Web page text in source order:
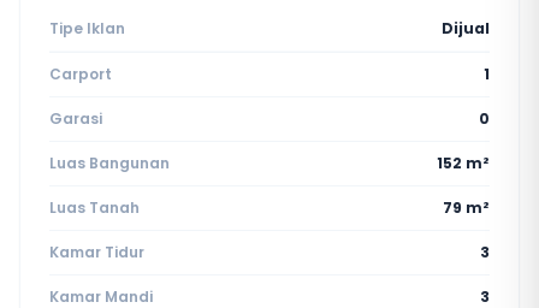
Tipe Iklan Dijual
Carport 1
Garasi 0
Luas Bangunan 152 m²
Luas Tanah 79 m²
Kamar Tidur 3
Kamar Mandi 3